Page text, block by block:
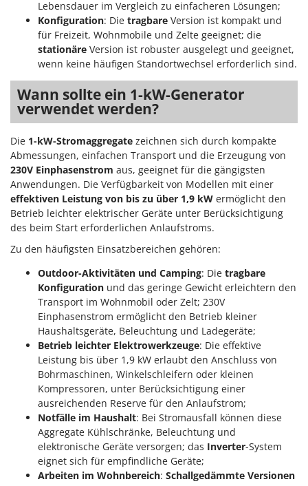
Lebensdauer im Vergleich zu einfacheren Lösungen;
Konfiguration: Die tragbare Version ist kompakt und
für Freizeit, Wohnmobile und Zelte geeignet; die
stationäre Version ist robuster ausgelegt und geeignet,
wenn keine häufigen Standortwechsel erforderlich sind.
Wann sollte ein 1-kW-Generator
verwendet werden?
Die 1-kW-Stromaggregate zeichnen sich durch kompakte
Abmessungen, einfachen Transport und die Erzeugung von
230V Einphasenstrom aus, geeignet für die gängigsten
Anwendungen. Die Verfügbarkeit von Modellen mit einer
effektiven Leistung von bis zu über 1,9 kW ermöglicht den
Betrieb leichter elektrischer Geräte unter Berücksichtigung
des beim Start erforderlichen Anlaufstroms.
Zu den häufigsten Einsatzbereichen gehören:
Outdoor-Aktivitäten und Camping: Die tragbare
Konfiguration und das geringe Gewicht erleichtern den
Transport im Wohnmobil oder Zelt; 230V
Einphasenstrom ermöglicht den Betrieb kleiner
Haushaltsgeräte, Beleuchtung und Ladegeräte;
Betrieb leichter Elektrowerkzeuge: Die effektive
Leistung bis über 1,9 kW erlaubt den Anschluss von
Bohrmaschinen, Winkelschleifern oder kleinen
Kompressoren, unter Berücksichtigung einer
ausreichenden Reserve für den Anlaufstrom;
Notfälle im Haushalt: Bei Stromausfall können diese
Aggregate Kühlschränke, Beleuchtung und
elektronische Geräte versorgen; das Inverter-System
eignet sich für empfindliche Geräte;
Arbeiten im Wohnbereich: Schallgedämmte Versionen